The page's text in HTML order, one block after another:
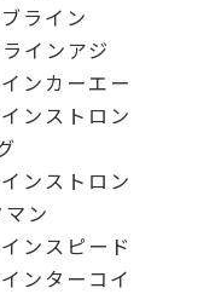
ライン
インアジ
ンカーエー
ンストロン
ンストロン
ン
ンスピード
ンターコイ